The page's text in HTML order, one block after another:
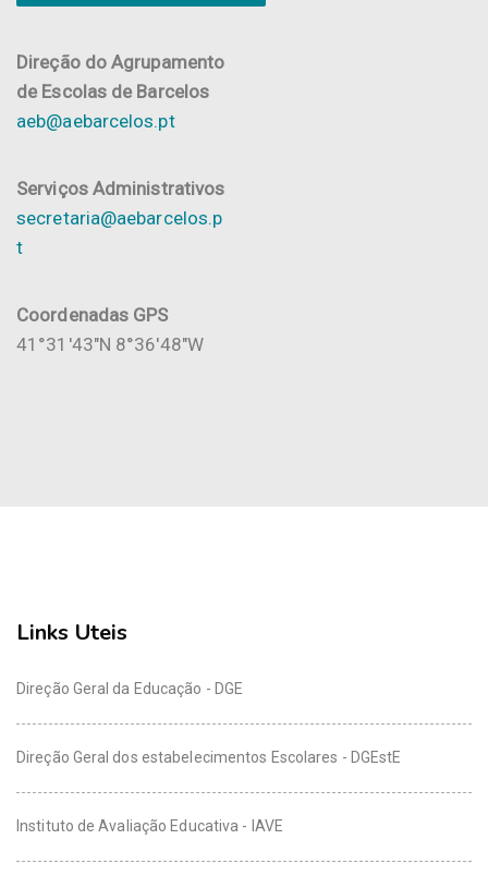
Direção do Agrupamento
de Escolas de Barcelos
aeb@aebarcelos.pt
Serviços Administrativos
secretaria@aebarcelos.p
t
Coordenadas GPS
41°31'43"N 8°36'48"W
Links Uteis
Direção Geral da Educação - DGE
Direção Geral dos estabelecimentos Escolares - DGEstE
Instituto de Avaliação Educativa - IAVE